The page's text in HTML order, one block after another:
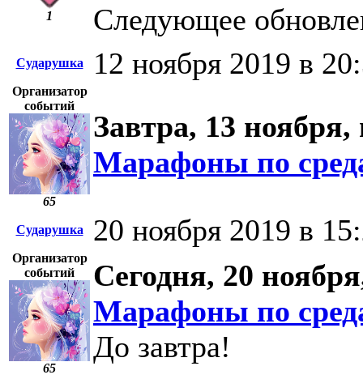
1 Следующее
Сударушка 12 ноября 2019 в
Организатор
событий
65
Завтра, 13 ноября,
Марафоны по
Сударушка 20 ноября 2019 в
Организатор
событий
65
Сегодня, 20
Марафоны по
До завтра!